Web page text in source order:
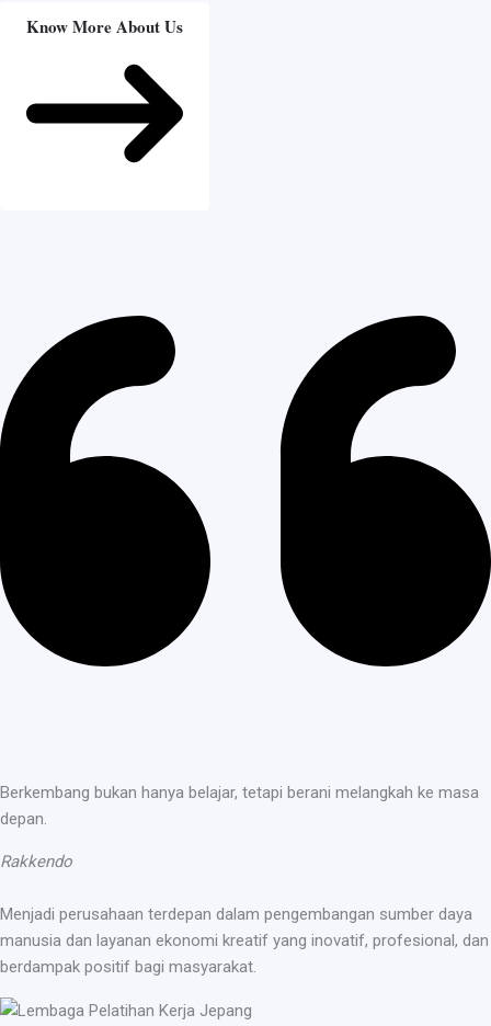
Know More About Us
Berkembang bukan hanya belajar, tetapi berani melangkah ke masa
depan.
Rakkendo
Menjadi perusahaan terdepan dalam pengembangan sumber daya
manusia dan layanan ekonomi kreatif yang inovatif, profesional, dan
berdampak positif bagi masyarakat.